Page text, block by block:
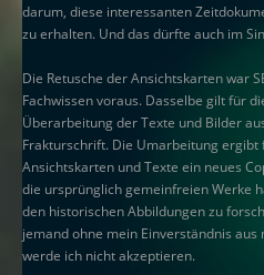
darum, diese interessanten
zu erhalten. Und das dürfte auch im
Die Retusche der Ansichtskarten war
Fachwissen voraus. Dasselbe gilt für
Überarbeitung der Texte und Bilder
Frakturschrift. Die Umarbeitung
Ansichtskarten und Texte ein neues
die ursprünglich gemeinfreien Werke
den historischen Abbildungen zu
jemand ohne mein Einverständnis
werde ich nicht akzeptieren.